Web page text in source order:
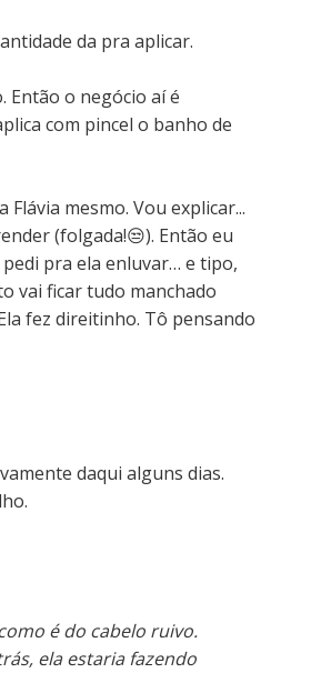
da pra aplicar.
Então o negócio aí é
com pincel o banho de
Flávia mesmo. Vou explicar...
(folgada!😒). Então eu
pedi pra ela enluvar… e tipo,
vai ficar tudo manchado
fez direitinho. Tô pensando
daqui alguns dias.
é do cabelo ruivo.
ela estaria fazendo